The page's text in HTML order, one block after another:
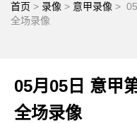
首页 > 录像 > 意甲录像 >
全场录像
05月05日 意甲
全场录像